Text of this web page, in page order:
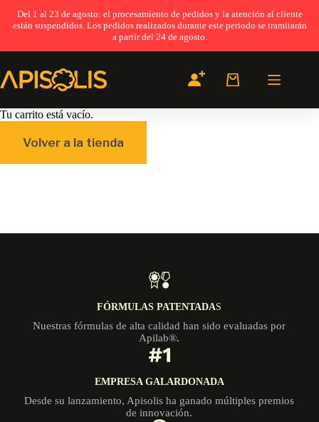
Del 1 al 23 de agosto: el procesamiento de pedidos y la atención al cliente
están suspendidos. Los pedidos realizados durante este periodo se tramitarán
a partir del 24 de agosto.
al
contenido
Carro
compra
Tu carrito está vacío.
Volver a la tienda
FÓRMULAS PATENTADAS
Nuestras fórmulas de alta calidad han sido evaluadas por
Apilab®.
EMPRESA GALARDONADA
Desde su lanzamiento, Apisolis ha ganado múltiples premios
de innovación.